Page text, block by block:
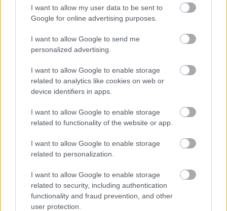
I want to allow my user data to be sent to
Google for online advertising purposes.
I want to allow Google to send me
personalized advertising.
I want to allow Google to enable storage
related to analytics like cookies on web or
device identifiers in apps.
I want to allow Google to enable storage
related to functionality of the website or app.
I want to allow Google to enable storage
related to personalization.
I want to allow Google to enable storage
related to security, including authentication
functionality and fraud prevention, and other
user protection.
participación ciudadana para...
06/08/2026
Castilla-La Mancha constituye la Comisión
de Gobierno del Dato para avanzar...